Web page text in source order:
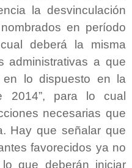
la desvinculación
en período
deberá la misma
administrativas a que
lo dispuesto en la
2014”, para lo cual
necesarias que
Hay que señalar que
favorecidos ya no
que deberán iniciar